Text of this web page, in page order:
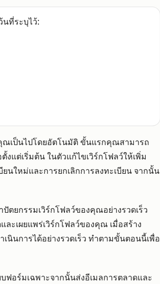
นที่ระบุไว้:
ณเป็นไปโดยอัตโนมัติ ขั้นแรกคุณสามารถ
งแต่เริ่มต้น ในตัวแก้ไขเวิร์กโฟลว์ให้เพิ่ม
นใหม่และการยกเลิกการลงทะเบียน จากนั้น
ตยกรรมเวิร์กโฟลว์ของคุณอย่างรวดเร็ว
ะเผยแพร่เวิร์กโฟลว์ของคุณ เมื่อสร้าง
นินการได้อย่างรวดเร็ว ทำตามขั้นตอนนี้เพื่อ
อร์มเฉพาะจากนั้นส่งอีเมลการตลาดและ